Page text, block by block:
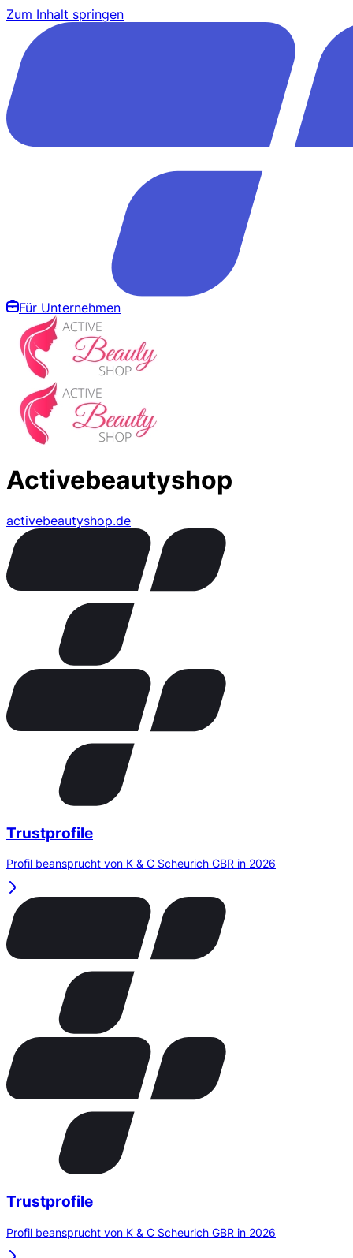
Zum Inhalt springen
Für Unternehmen
Activebeautyshop
activebeautyshop.de
Trustprofile
Profil beansprucht von K & C Scheurich GBR in 2026
Trustprofile
Profil beansprucht von K & C Scheurich GBR in 2026